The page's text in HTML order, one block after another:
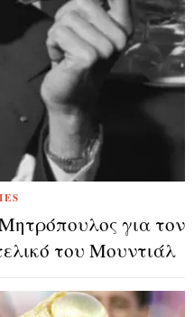
για τον
του Μουντιάλ